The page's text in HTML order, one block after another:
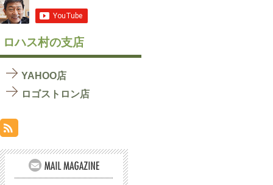
ロハス村の支店
YAHOO店
ロゴストロン店